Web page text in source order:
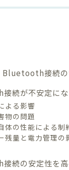
Bluetooth接続
続が不安定にな
よる影響
物の問題
体の性能による制
残量と電力管理の
続の安定性を高